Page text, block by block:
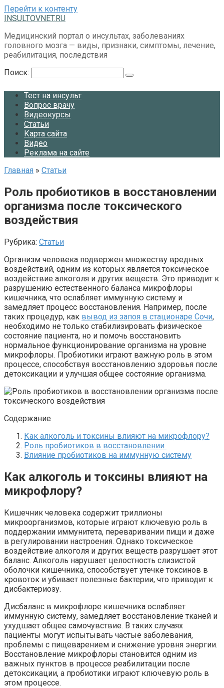
Перейти к контенту
INSULTOVNET.RU
Медицинский портал о инсультах, заболеваниях
головного мозга — виды, признаки, симптомы, лечение,
реабилитация, последствия
Поиск:
Тест на инсульт
Вопрос врачу
Видеокурсы
Статьи
Карта сайта
Видео
Реклама на сайте
Главная » Статьи
Роль пробиотиков в восстановлении
организма после токсического
воздействия
Рубрика: Статьи
Организм человека подвержен множеству вредных
воздействий, одним из которых является токсическое
воздействие алкоголя и других веществ. Это приводит к
разрушению естественного баланса микрофлоры
кишечника, что ослабляет иммунную систему и
замедляет процесс восстановления. Например, после
таких процедур, как вывод из запоя в стационаре Сочи,
необходимо не только стабилизировать физическое
состояние пациента, но и помочь восстановить
нормальное функционирование организма на уровне
микрофлоры. Пробиотики играют важную роль в этом
процессе, способствуя восстановлению здоровья после
детоксикации и улучшая общее состояние организма.
Содержание
Как алкоголь и токсины влияют на микрофлору?
Роль пробиотиков в восстановлении
Влияние пробиотиков на иммунную систему
Как алкоголь и токсины влияют на
микрофлору?
Кишечник человека содержит триллионы
микроорганизмов, которые играют ключевую роль в
поддержании иммунитета, переваривании пищи и даже
в регулировании настроения. Однако токсическое
воздействие алкоголя и других веществ разрушает этот
баланс. Алкоголь нарушает целостность слизистой
оболочки кишечника, способствует утечке токсинов в
кровоток и убивает полезные бактерии, что приводит к
дисбактериозу.
Дисбаланс в микрофлоре кишечника ослабляет
иммунную систему, замедляет восстановление тканей и
ухудшает общее самочувствие. В таких случаях
пациенты могут испытывать частые заболевания,
проблемы с пищеварением и снижение уровня энергии.
Восстановление микрофлоры становится одним из
важных пунктов в процессе реабилитации после
детоксикации, а пробиотики играют ключевую роль в
этом процессе.